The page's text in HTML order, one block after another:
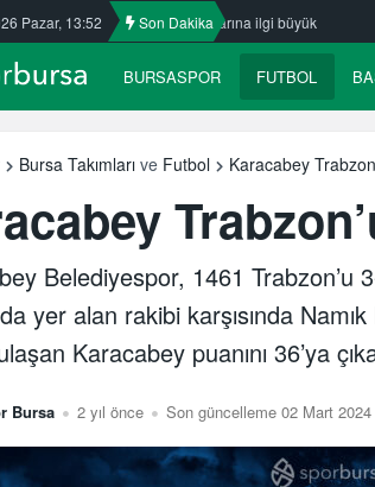
Pazar, 13:52 Son Dakika
ilgi büyük ULUDAĞ BASKETBOL NE
BURSASPOR FUTBOL
Bursa Takımları ve Futbol Karacabey
Belediyespor, 1461
yer alan rakibi karşısında
Karacabey puanını 36’ya
Bursa 2 yıl önce Son güncelleme 02 Mart 2024